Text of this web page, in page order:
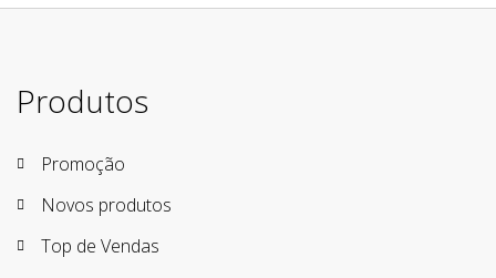
Produtos
Promoção
Novos produtos
Top de Vendas